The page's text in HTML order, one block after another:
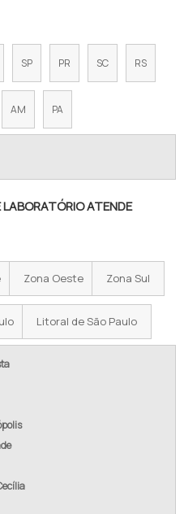
SP PR SC RS
AM PA
LABORATÓRIO ATENDE
Zona Oeste Zona Sul
Litoral de São Paulo